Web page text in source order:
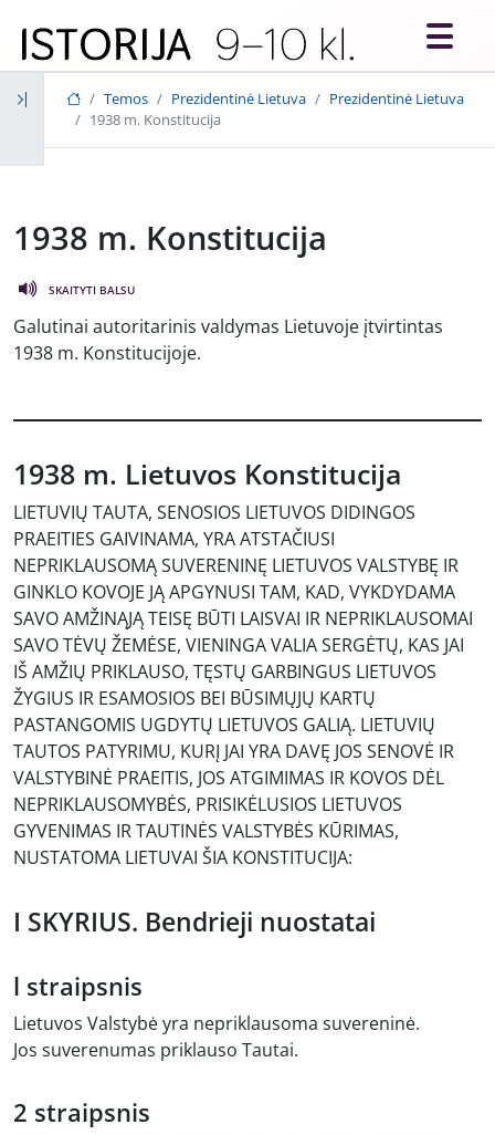
Temos Prezidentinė Lietuva
Prezidentinė Lietuva
1938 m. Konstitucija
1938 m. Konstitucija
SKAITYTI BALSU
Galutinai autoritarinis valdymas Lietuvoje įtvirtintas
1938 m. Konstitucijoje.
1938 m. Lietuvos Konstitucija
LIETUVIŲ TAUTA, SENOSIOS LIETUVOS DIDINGOS
PRAEITIES GAIVINAMA, YRA ATSTAČIUSI
NEPRIKLAUSOMĄ SUVERENINĘ LIETUVOS VALSTYBĘ IR
GINKLO KOVOJE JĄ APGYNUSI TAM, KAD, VYKDYDAMA
SAVO AMŽINĄJĄ TEISĘ BŪTI LAISVAI IR NEPRIKLAUSOMAI
SAVO TĖVŲ ŽEMĖSE, VIENINGA VALIA SERGĖTŲ, KAS JAI
IŠ AMŽIŲ PRIKLAUSO, TĘSTŲ GARBINGUS LIETUVOS
ŽYGIUS IR ESAMOSIOS BEI BŪSIMŲJŲ KARTŲ
PASTANGOMIS UGDYTŲ LIETUVOS GALIĄ. LIETUVIŲ
TAUTOS PATYRIMU, KURĮ JAI YRA DAVĘ JOS SENOVĖ IR
VALSTYBINĖ PRAEITIS, JOS ATGIMIMAS IR KOVOS DĖL
NEPRIKLAUSOMYBĖS, PRISIKĖLUSIOS LIETUVOS
GYVENIMAS IR TAUTINĖS VALSTYBĖS KŪRIMAS,
NUSTATOMA LIETUVAI ŠIA KONSTITUCIJA:
I SKYRIUS. Bendrieji nuostatai
l straipsnis
Lietuvos Valstybė yra nepriklausoma suvereninė.
Jos suverenumas priklauso Tautai.
2 straipsnis